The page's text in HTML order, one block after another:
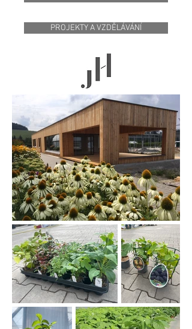
PROJEKTY A VZDĚLÁVÁNÍ